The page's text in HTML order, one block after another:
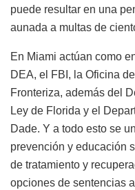
puede resultar en una
aunada a multas de
En Miami actúan como
DEA, el FBI, la Oficina
Fronteriza, además del
Ley de Florida y el
Dade. Y a todo esto se
prevención y educación
de tratamiento y
opciones de sentencias